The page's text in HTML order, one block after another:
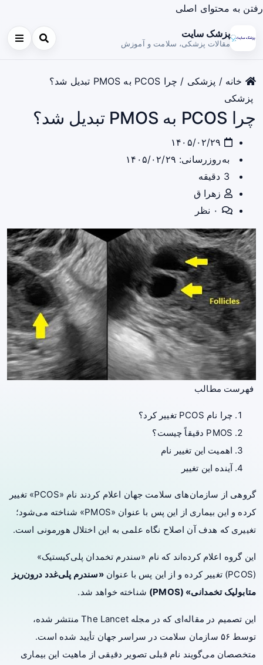
رفتن به محتوای اصلی
پزشک سایت
مقالات پزشکی، سلامت و آموزش
خانه / پزشکی / چرا PCOS به PMOS تبدیل شد؟
پزشکی
چرا PCOS به PMOS تبدیل شد؟
به‌روزرسانی: ۱۴۰۵/۰۲/۲۹
زهرا ق
فهرست مطالب
چرا نام PCOS تغییر کرد؟
PMOS دقیقاً چیست؟
اهمیت این تغییر نام
آینده این تغییر
گروهی از سازمان‌های سلامت جهان اعلام کردند نام «PCOS» تغییر
کرده و این بیماری از این پس با عنوان «PMOS» شناخته می‌شود؛
تغییری که هدف آن اصلاح نگاه علمی به این اختلال هورمونی است.
این گروه اعلام کرده‌اند که نام «سندرم تخمدان پلی‌کیستیک»
(PCOS) تغییر کرده و از این پس با عنوان
«سندرم پلی‌غدد درون‌ریز
متابولیک تخمدانی» (PMOS)
شناخته خواهد شد.
این تصمیم در مقاله‌ای که در مجله The Lancet منتشر شده،
توسط ۵۶ سازمان سلامت در سراسر جهان تأیید شده است.
متخصصان می‌گویند نام قبلی تصویر دقیقی از ماهیت این بیماری